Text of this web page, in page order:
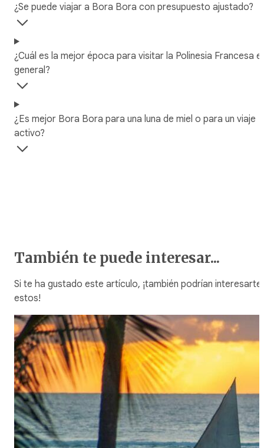
¿Se puede viajar a Bora Bora con presupuesto ajustado?
¿Cuál es la mejor época para visitar la Polinesia Francesa
general?
¿Es mejor Bora Bora para una luna de miel o para un viaje
activo?
También te puede interesar...
Si te ha gustado este artículo, ¡también podrían interesarte
estos!